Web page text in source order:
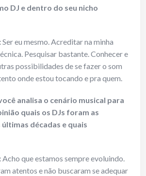
DJ e dentro do seu nicho
Ser eu mesmo. Acreditar na minha
Pesquisar bastante. Conhecer e
possibilidades de se fazer o som
onde estou tocando e pra quem.
analisa o cenário musical para
quais os DJs foram as
décadas e quais
Acho que estamos sempre evoluindo.
atentos e não buscaram se adequar